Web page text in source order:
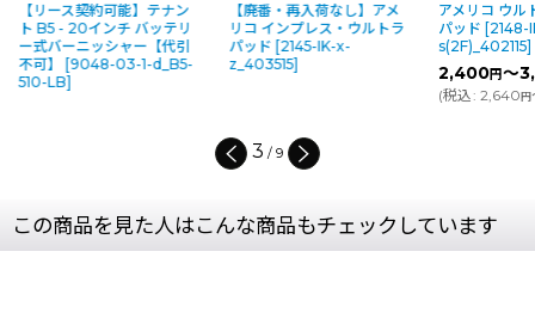
【リース契約可能】テナン
ト B5 - 20インチ バッテリ
ー式バーニッシャー【代引
不可】
[9048-03-1-d_B5-
510-LB]
【廃番・再入荷なし】アメ
リコ インプレス・ウルトラ
パッド [2145-IK-x-
z_403515]
アメリコ ウル
パッド [2148-
s(2F)_402115]
2,400円～
(税込: 2,640円
3 / 9
この商品を見た人はこんな商品もチェックしています